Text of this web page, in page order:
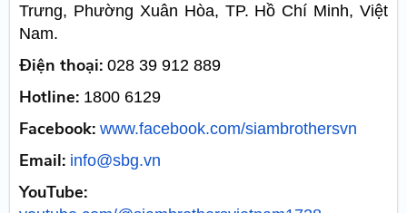
Trưng, Phường Xuân Hòa, TP. Hồ Chí Minh, Việt
Nam.
Điện thoại: 028 39 912 889
Hotline: 1800 6129
Facebook: www.facebook.com/siambrothersvn
Email: info@sbg.vn
YouTube: